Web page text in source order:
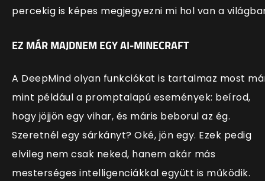
percekig is képes megjegyezni mi hol van a
EZ MÁR MAJDNEM EGY AI-MINECRAFT
A DeepMind olyan funkciókat is tartalmaz most
mint például a promptalapú események: beírod,
hogy jöjjön egy vihar, és máris beborul az ég.
Szeretnél egy sárkányt? Oké, jön egy. Ezek pedig
elvileg nem csak neked, hanem akár más
mesterséges intelligenciákkal együtt is működik.